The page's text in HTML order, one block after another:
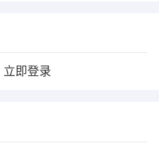
立即登录